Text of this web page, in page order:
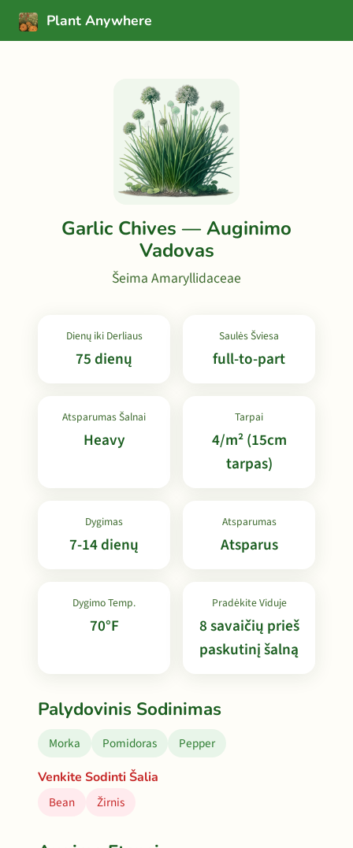
Plant Anywhere
Garlic Chives — Auginimo
Vadovas
Šeima Amaryllidaceae
Dienų iki Derliaus
75 dienų
Saulės Šviesa
full-to-part
Atsparumas Šalnai
Heavy
Tarpai
4/m² (15cm
tarpas)
Dygimas
7-14 dienų
Atsparumas
Atsparus
Dygimo Temp.
70°F
Pradėkite Viduje
8 savaičių prieš
paskutinį šalną
Palydovinis Sodinimas
Morka Pomidoras
Pepper
Venkite Sodinti Šalia
Bean
Žirnis